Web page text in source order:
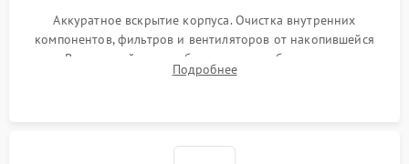
Аккуратное вскрытие корпуса. Очистка внутренних
компонентов, фильтров и вентиляторов от накопившейся
пыли. Визуальный осмотр блока питания, балласта лампы и
материнской платы на наличие прогаров или вздутых
Подробнее